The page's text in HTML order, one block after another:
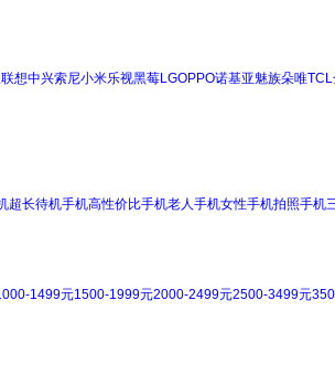
联想中兴索尼小米乐视黑莓LGOPPO诺基亚魅族朵唯TCL
超长待机手机高性价比手机老人手机女性手机拍照手机
1499元1500-1999元2000-2499元2500-3499元